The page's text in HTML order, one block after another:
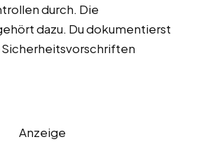
durch. Die
dazu. Du dokumentierst
Anzeige